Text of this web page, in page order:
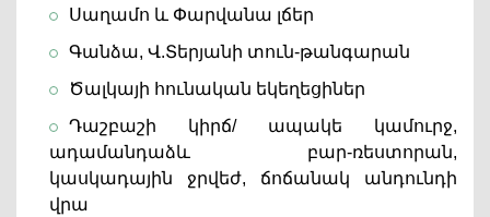
Սաղամո և Փարվանա լճեր
Գանձա, Վ.Տերյանի տուն-թանգարան
Ծալկայի հունական եկեղեցիներ
Դաշբաշի կիրճ/ ապակե կամուրջ,
ադամանդաձև բար-ռեստորան,
կասկադային ջրվեժ, ճոճանակ անդունդի
վրա